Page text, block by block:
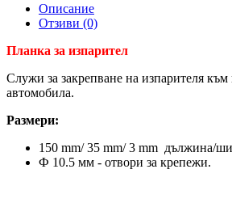
Описание
Отзиви (0)
Планка за изпарител
Служи за закрепване на изпарителя към
автомобила.
Размери:
150 mm/ 35 mm/ 3 mm дължина/
Ф 10.5 мм - отвори за крепежи.